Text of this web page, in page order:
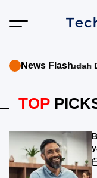
News Flash
Fitur yang Mudah
TOP